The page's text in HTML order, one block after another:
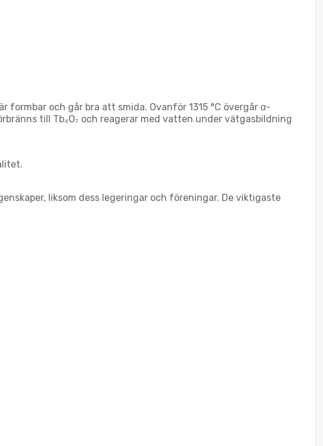
och går bra att smida. Ovanför 1315 °C övergår α-
till Tb₄O₇ och reagerar med vatten under vätgasbildning
liksom dess legeringar och föreningar. De viktigaste